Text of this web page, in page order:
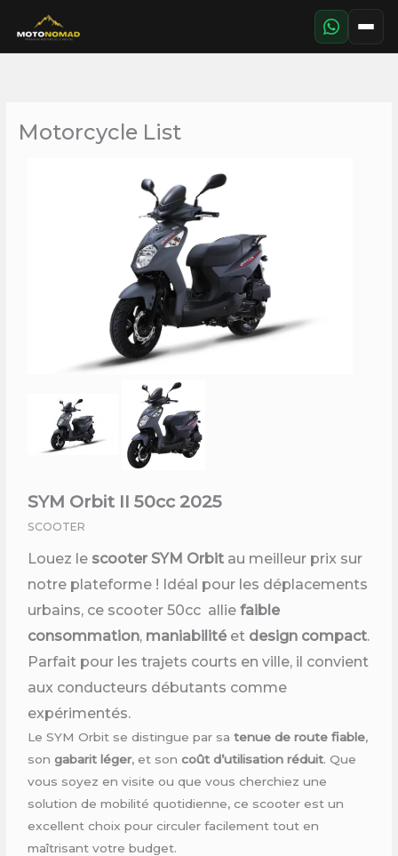
contenu
Motorcycle List
SYM Orbit II 50cc 2025
SCOOTER
Louez le scooter SYM Orbit au meilleur prix sur
notre plateforme ! Idéal pour les déplacements
urbains, ce scooter 50cc alliefaible
consommation, maniabilitéet design compact.
Parfait pour les trajets courts en ville, il convient
aux conducteurs débutants comme
expérimentés.
Le SYM Orbit se distingue par satenue de route fiable,
songabarit léger, et soncoût d’utilisation réduit. Que
vous soyez en visite ou que vous cherchiez une
solution de mobilité quotidienne, ce scooter est un
excellent choix pour circuler facilement tout en
maîtrisant votre budget.